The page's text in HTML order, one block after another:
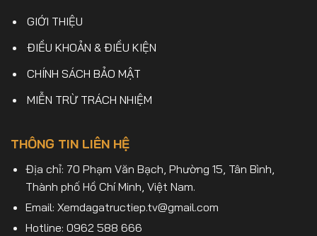
GIỚI THIỆU
ĐIỀU KHOẢN & ĐIỀU KIỆN
CHÍNH SÁCH BẢO MẬT
MIỄN TRỪ TRÁCH NHIỆM
THÔNG TIN LIÊN HỆ
Địa chỉ: 70 Phạm Văn Bạch, Phường 15, Tân Bình,
Thành phố Hồ Chí Minh, Việt Nam.
Email: Xemdagatructiep.tv@gmail.com
Hotline: 0962 588 666